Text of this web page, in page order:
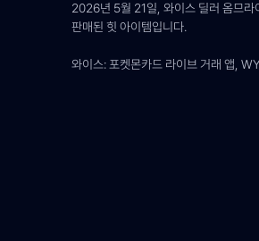
2026년 5월 21일, 와이스 딜러 옴므라
판매된 힛 아이템입니다.
와이스: 포켓몬카드 라이브 거래 앱,